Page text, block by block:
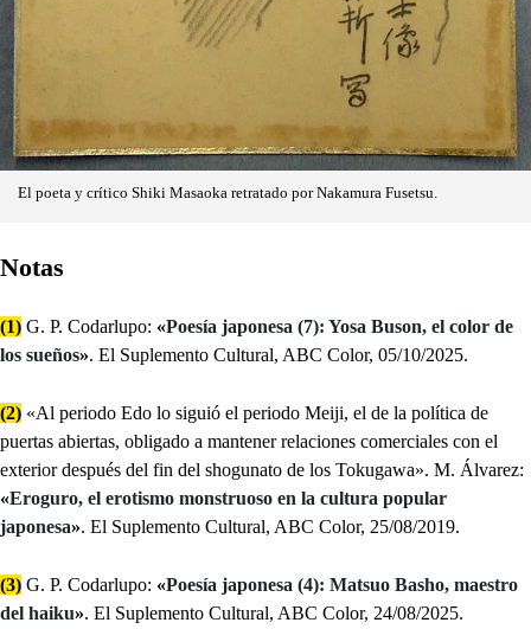
El poeta y crítico Shiki Masaoka retratado por Nakamura Fusetsu.
Notas
(1) G. P. Codarlupo: «Poesía japonesa (7): Yosa Buson, el color de
los sueños». El Suplemento Cultural, ABC Color, 05/10/2025.
(2) «Al periodo Edo lo siguió el periodo Meiji, el de la política de
puertas abiertas, obligado a mantener relaciones comerciales con el
exterior después del fin del shogunato de los Tokugawa». M. Álvarez:
«Eroguro, el erotismo monstruoso en la cultura popular
japonesa». El Suplemento Cultural, ABC Color, 25/08/2019.
(3) G. P. Codarlupo: «Poesía japonesa (4): Matsuo Basho, maestro
del haiku». El Suplemento Cultural, ABC Color, 24/08/2025.